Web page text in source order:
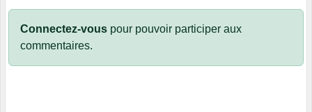
Connectez-vous pour pouvoir participer aux
commentaires.